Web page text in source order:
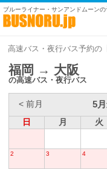
ブルーライナー・サンアンドムーン
高速バス・夜行バス予約の
福岡 → 大阪
の高速バス・夜行バス
< 前月 5
日
月 火
2 3 4